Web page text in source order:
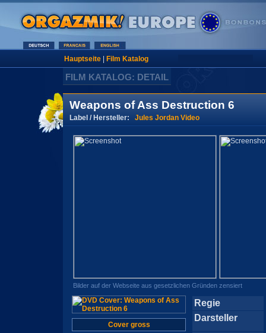
Hauptseite| Film Katalog
FILM KATALOG: DETAIL
Weapons of Ass Destruction 6
Label / Hersteller: Jules Jordan Video
Bilder auf der Webseite aus gesetzlichen Gründen zensiert
Cover gross
Regie
Darsteller